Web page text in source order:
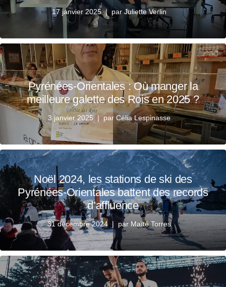
17 janvier 2025 par Juliette Verlin
Pyrénées-Orientales : Où manger la
meilleure galette des Rois en 2025 ?
3 janvier 2025 par Célia Lespinasse
Noël 2024, les stations de ski des
Pyrénées-Orientales battent des records
d’affluence
31 décembre 2024 par Maïté Torres